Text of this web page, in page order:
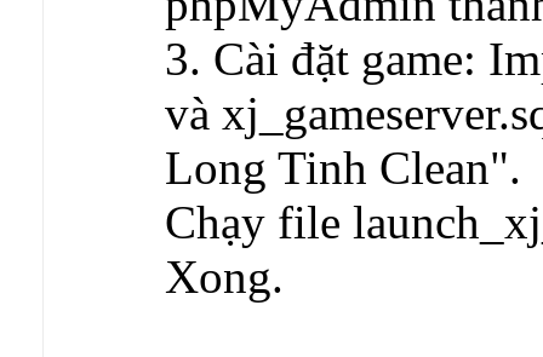
3. Cài đặt game:
và
Long Tinh Clean".
Chạy file
Xong.